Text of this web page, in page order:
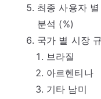
최종 사용자
분석 (%)
국가 별 시장
브라질
아르헨티나
기타 남미